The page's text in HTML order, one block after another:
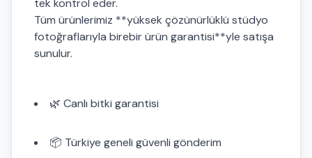
tek kontrol eder.
Tüm ürünlerimiz **yüksek çözünürlüklü stüdyo
fotoğraflarıyla birebir ürün garantisi**yle satışa
sunulur.
🌿 Canlı bitki garantisi
📦 Türkiye geneli güvenli gönderim